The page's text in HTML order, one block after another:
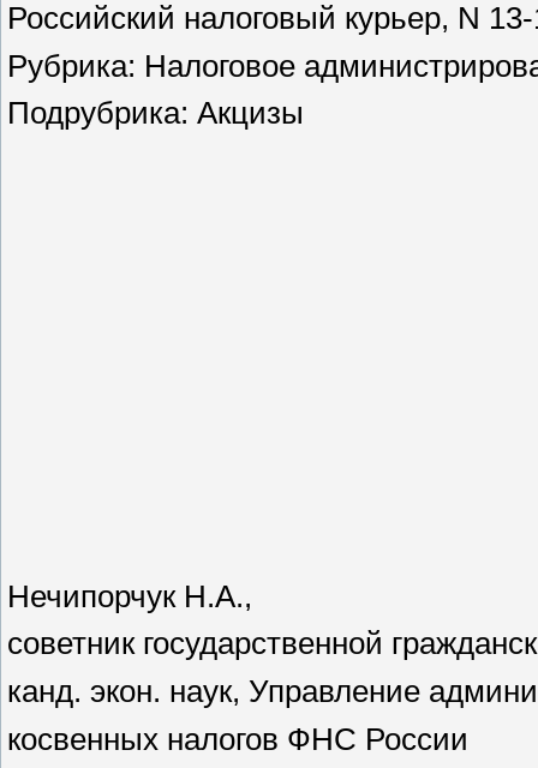
Российский налоговый курьер, N
Рубрика: Налоговое
Подрубрика: Акцизы
Нечипорчук Н.А.,
советник государственной
канд. экон. наук, Управление
косвенных налогов ФНС России